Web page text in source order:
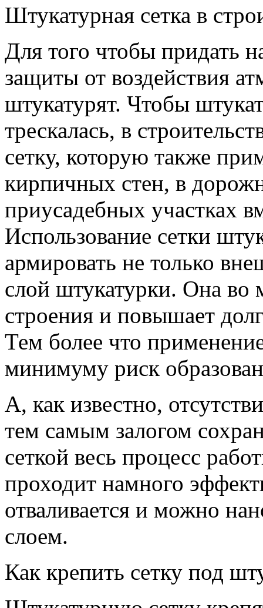
Штукатурная сетка в
Для того чтобы придать
защиты от воздействия
штукатурят. Чтобы
трескалась, в
сетку, которую также
кирпичных стен, в
приусадебных участках
Использование сетки
армировать не только
слой штукатурки. Она во
строения и повышает
Тем более что
минимуму риск
А, как известно,
тем самым залогом
сеткой весь процесс
проходит намного
отваливается и можно
слоем.
Как крепить сетку под